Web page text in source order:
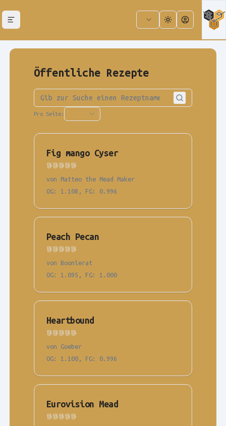
Open menu Toggle theme
Account
Öffentliche Rezepte
Pro Seite:
Fig mango Cyser
von Matteo the Mead Maker
OG: 1.108 , FG: 0.996
Peach Pecan
von Boonierat
OG: 1.095 , FG: 1.000
Heartbound
von Goeber
OG: 1.100, FG: 0.996
Eurovision Mead